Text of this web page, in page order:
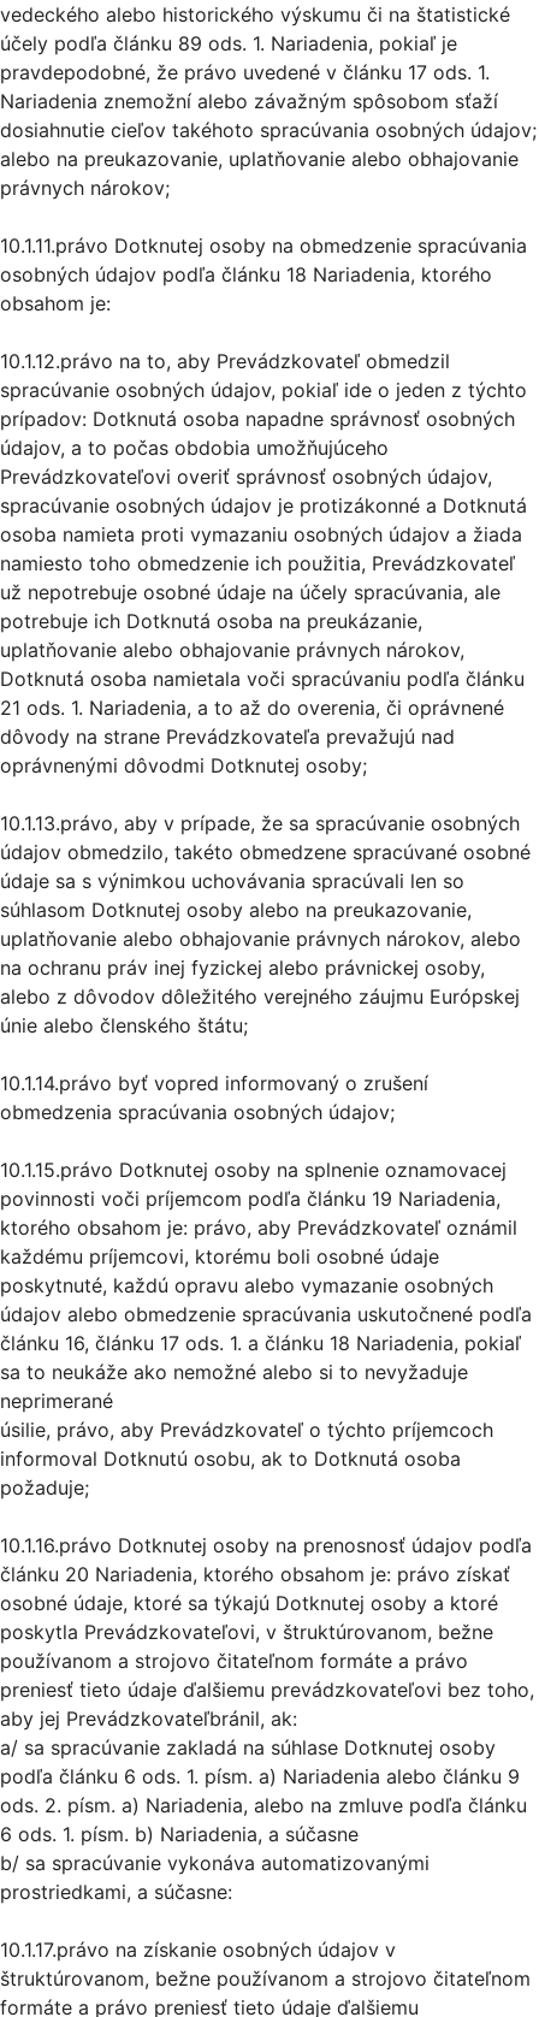
vedeckého alebo historického výskumu či na štatistické
účely podľa článku 89 ods. 1. Nariadenia, pokiaľ je
pravdepodobné, že právo uvedené v článku 17 ods. 1.
Nariadenia znemožní alebo závažným spôsobom sťaží
dosiahnutie cieľov takéhoto spracúvania osobných údajov;
alebo na preukazovanie, uplatňovanie alebo obhajovanie
právnych nárokov;
10.1.11.právo Dotknutej osoby na obmedzenie spracúvania
osobných údajov podľa článku 18 Nariadenia, ktorého
obsahom je:
10.1.12.právo na to, aby Prevádzkovateľ obmedzil
spracúvanie osobných údajov, pokiaľ ide o jeden z týchto
prípadov: Dotknutá osoba napadne správnosť osobných
údajov, a to počas obdobia umožňujúceho
Prevádzkovateľovi overiť správnosť osobných údajov,
spracúvanie osobných údajov je protizákonné a Dotknutá
osoba namieta proti vymazaniu osobných údajov a žiada
namiesto toho obmedzenie ich použitia, Prevádzkovateľ
už nepotrebuje osobné údaje na účely spracúvania, ale
potrebuje ich Dotknutá osoba na preukázanie,
uplatňovanie alebo obhajovanie právnych nárokov,
Dotknutá osoba namietala voči spracúvaniu podľa článku
21 ods. 1. Nariadenia, a to až do overenia, či oprávnené
dôvody na strane Prevádzkovateľa prevažujú nad
oprávnenými dôvodmi Dotknutej osoby;
10.1.13.právo, aby v prípade, že sa spracúvanie osobných
údajov obmedzilo, takéto obmedzene spracúvané osobné
údaje sa s výnimkou uchovávania spracúvali len so
súhlasom Dotknutej osoby alebo na preukazovanie,
uplatňovanie alebo obhajovanie právnych nárokov, alebo
na ochranu práv inej fyzickej alebo právnickej osoby,
alebo z dôvodov dôležitého verejného záujmu Európskej
únie alebo členského štátu;
10.1.14.právo byť vopred informovaný o zrušení
obmedzenia spracúvania osobných údajov;
10.1.15.právo Dotknutej osoby na splnenie oznamovacej
povinnosti voči príjemcom podľa článku 19 Nariadenia,
ktorého obsahom je: právo, aby Prevádzkovateľ oznámil
každému príjemcovi, ktorému boli osobné údaje
poskytnuté, každú opravu alebo vymazanie osobných
údajov alebo obmedzenie spracúvania uskutočnené podľa
článku 16, článku 17 ods. 1. a článku 18 Nariadenia, pokiaľ
sa to neukáže ako nemožné alebo si to nevyžaduje
neprimerané
úsilie, právo, aby Prevádzkovateľ o týchto príjemcoch
informoval Dotknutú osobu, ak to Dotknutá osoba
požaduje;
10.1.16.právo Dotknutej osoby na prenosnosť údajov podľa
článku 20 Nariadenia, ktorého obsahom je: právo získať
osobné údaje, ktoré sa týkajú Dotknutej osoby a ktoré
poskytla Prevádzkovateľovi, v štruktúrovanom, bežne
používanom a strojovo čitateľnom formáte a právo
preniesť tieto údaje ďalšiemu prevádzkovateľovi bez toho,
aby jej Prevádzkovateľbránil, ak:
a/ sa spracúvanie zakladá na súhlase Dotknutej osoby
podľa článku 6 ods. 1. písm. a) Nariadenia alebo článku 9
ods. 2. písm. a) Nariadenia, alebo na zmluve podľa článku
6 ods. 1. písm. b) Nariadenia, a súčasne
b/ sa spracúvanie vykonáva automatizovanými
prostriedkami, a súčasne:
10.1.17.právo na získanie osobných údajov v
štruktúrovanom, bežne používanom a strojovo čitateľnom
formáte a právo preniesť tieto údaje ďalšiemu